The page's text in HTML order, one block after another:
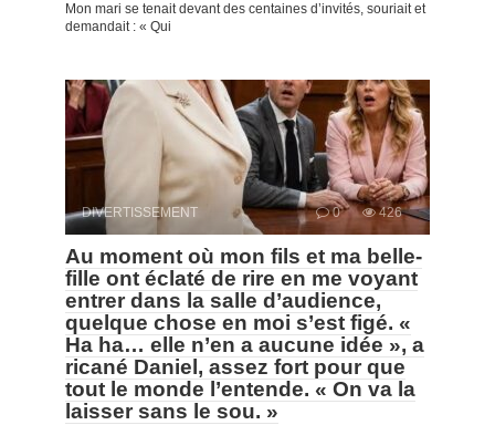
Mon mari se tenait devant des centaines d’invités, souriait et
demandait : « Qui
DIVERTISSEMENT 0 426
Au moment où mon fils et ma belle-
fille ont éclaté de rire en me voyant
entrer dans la salle d’audience,
quelque chose en moi s’est figé. «
Ha ha… elle n’en a aucune idée », a
ricané Daniel, assez fort pour que
tout le monde l’entende. « On va la
laisser sans le sou. »